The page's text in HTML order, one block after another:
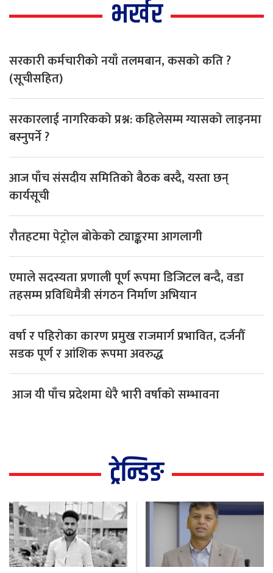
भर्खर
सरकारी कर्मचारीको नयाँ तलमबान, कसको कति ?
(सूचीसहित)
सरकारलाई नागरिकको प्रश्न: कहिलेसम्म ग्यासको लाइनमा
बस्नुपर्ने ?
आज पाँच संसदीय समितिको बैठक बस्दै, यस्ता छन्
कार्यसूची
रौतहटमा पेट्रोल बोकेको ट्याङ्करमा आगलागी
एमाले सदस्यता प्रणाली पूर्ण रूपमा डिजिटल बन्दै, वडा
तहसम्म प्रविधिमैत्री संगठन निर्माण अभियान
वर्षा र पहिरोका कारण प्रमुख राजमार्ग प्रभावित, दर्जनौँ
सडक पूर्ण र आंशिक रूपमा अवरुद्ध
आज यी पाँच प्रदेशमा धेरै भारी वर्षाको सम्भावना
ट्रेन्डिङ